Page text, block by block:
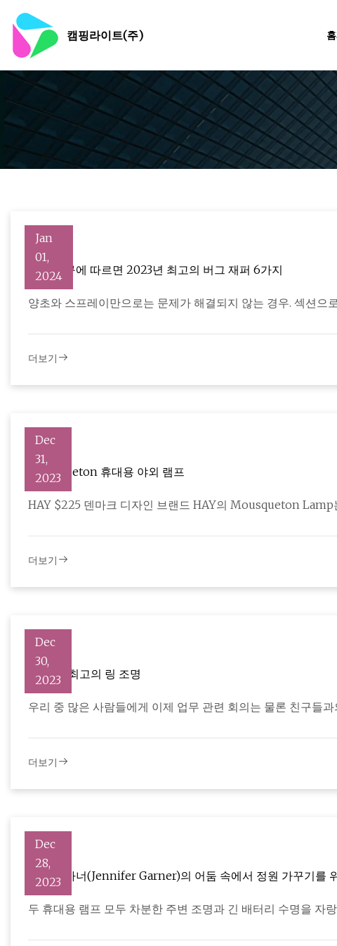
캠핑라이트(주)
Jan
01,
2024
우리 연구에 따르면 2023년 최고의 버그 재퍼 6가지
양초와 스프레이만으로는 문제가 해결
더보기
Dec
31,
2023
Mousqueton 휴대용 야외 램프
HAY $225 덴마크 디자인 브랜드 HAY의 Mousqueton
더보기
Dec
30,
2023
2023년 최고의 링 조명
우리 중 많은 사람들에게 이제 업무 관련 회의는 물론 친구들
더보기
Dec
28,
2023
제니퍼 가너(Jennifer Garner)의 어둠 속에서 정원 가꾸기를
두 휴대용 램프 모두 차분한 주변 조명과 긴 배터리 수명을 자